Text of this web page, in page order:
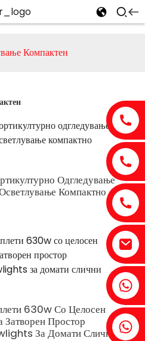
+86 18607522355
Компактен
Одгледување
Компактно
630w Со Целосен
Затворен Простор
За Домати Слични